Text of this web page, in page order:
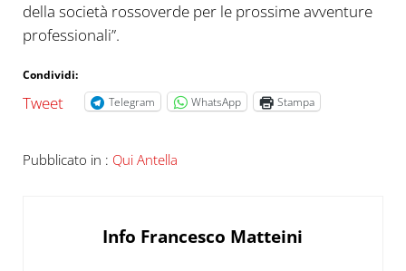
della società rossoverde per le prossime avventure
professionali”.
Condividi:
Tweet Telegram WhatsApp Stampa
Pubblicato in : Qui Antella
Info Francesco Matteini